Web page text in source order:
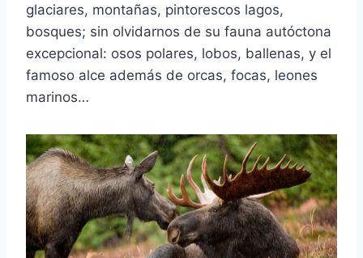
glaciares, montañas, pintorescos lagos,
bosques; sin olvidarnos de su fauna autóctona
excepcional: osos polares, lobos, ballenas, y el
famoso alce además de orcas, focas, leones
marinos…